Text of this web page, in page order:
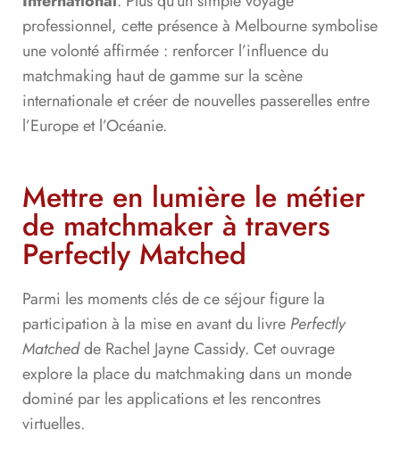
professionnel, cette présence à Melbourne symbolise
une volonté affirmée : renforcer l’influence du
matchmaking haut de gamme sur la scène
internationale et créer de nouvelles passerelles entre
l’Europe et l’Océanie.
Mettre en lumière le métier
de matchmaker à travers
Perfectly Matched
Parmi les moments clés de ce séjour figure la
participation à la mise en avant du livre Perfectly
Matchedde Rachel Jayne Cassidy. Cet ouvrage
explore la place du matchmaking dans un monde
dominé par les applications et les rencontres
virtuelles.